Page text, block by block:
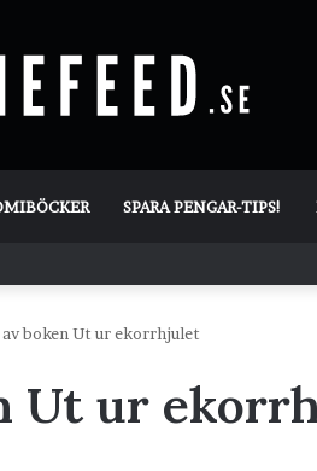
SPARA PENGAR-TIPS!
boken Ut ur ekorrhjulet
Ut ur